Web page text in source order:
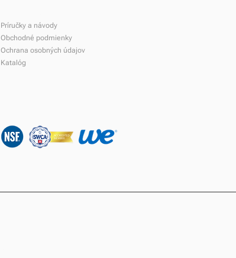
Príručky a návody
Obchodné podmienky
Ochrana osobných údajov
Katalóg